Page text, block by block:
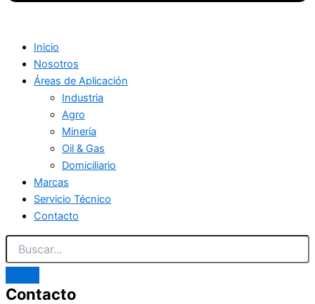
Inicio
Nosotros
Áreas de Aplicación
Industria
Agro
Minería
Oil & Gas
Domiciliario
Marcas
Servicio Técnico
Contacto
Contacto